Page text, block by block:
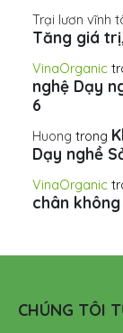
Trại lươn vĩnh
Tăng giá
VinaOrganic
nghệ Dạy
6
Huong trong
Dạy nghề
VinaOrganic
chân không
CHÚNG TÔI